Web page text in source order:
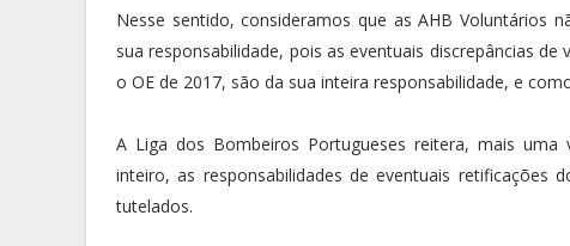
Nesse sentido, consideramos que as AHB Voluntários
sua responsabilidade, pois as eventuais discrepâncias
o OE de 2017, são da sua inteira responsabilidade, e
A Liga dos Bombeiros Portugueses reitera, mais
inteiro, as responsabilidades de eventuais
tutelados.